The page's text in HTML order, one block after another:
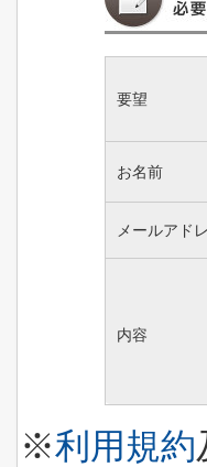
要望
お名前
メールアド
内容
※利用規約